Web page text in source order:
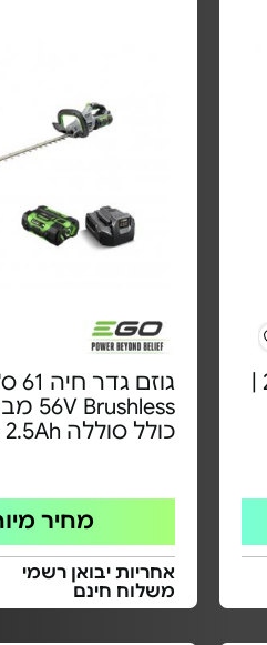
גוזם גדר חיה חשמלי - 24V |
כולל סוללה 2.5Ah + מטען
מחיר
אחריות יבואן רשמי
משלוח חינם